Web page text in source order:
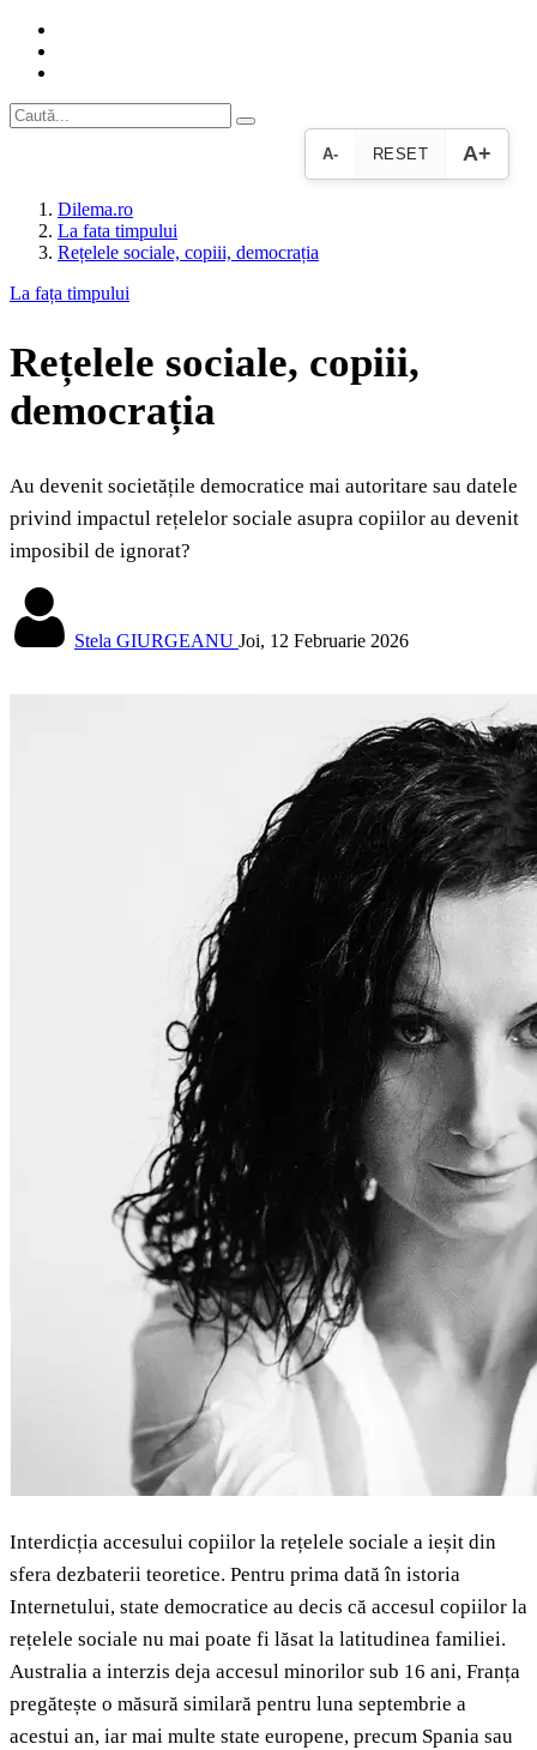
A- RESET A+
Dilema.ro
La fata timpului
Rețelele sociale, copiii, democrația
La fața timpului
Rețelele sociale, copiii,
democrația
Au devenit societățile democratice mai autoritare sau datele
privind impactul rețelelor sociale asupra copiilor au devenit
imposibil de ignorat?
Stela GIURGEANU Joi, 12 Februarie 2026
Interdicția accesului copiilor la rețelele sociale a ieșit din
sfera dezbaterii teoretice. Pentru prima dată în istoria
Internetului, state democratice au decis că accesul copiilor la
rețelele sociale nu mai poate fi lăsat la latitudinea familiei.
Australia a interzis deja accesul minorilor sub 16 ani, Franța
pregătește o măsură similară pentru luna septembrie a
acestui an, iar mai multe state europene, precum Spania sau